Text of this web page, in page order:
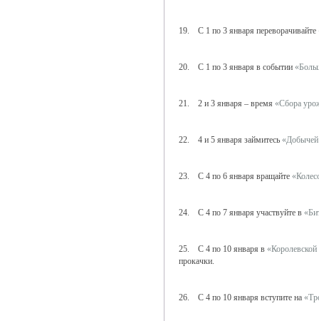
19. С 1 по 3 января переворачивайте
20. С 1 по 3 января в событии
21. 2 и 3 января – время «Сбора
22. 4 и 5 января займитесь «Добычей
23. С 4 по 6 января вращайте
24. С 4 по 7 января участвуйте в
25. С 4 по 10 января в «Королевской
прокачки.
26. С 4 по 10 января вступите на